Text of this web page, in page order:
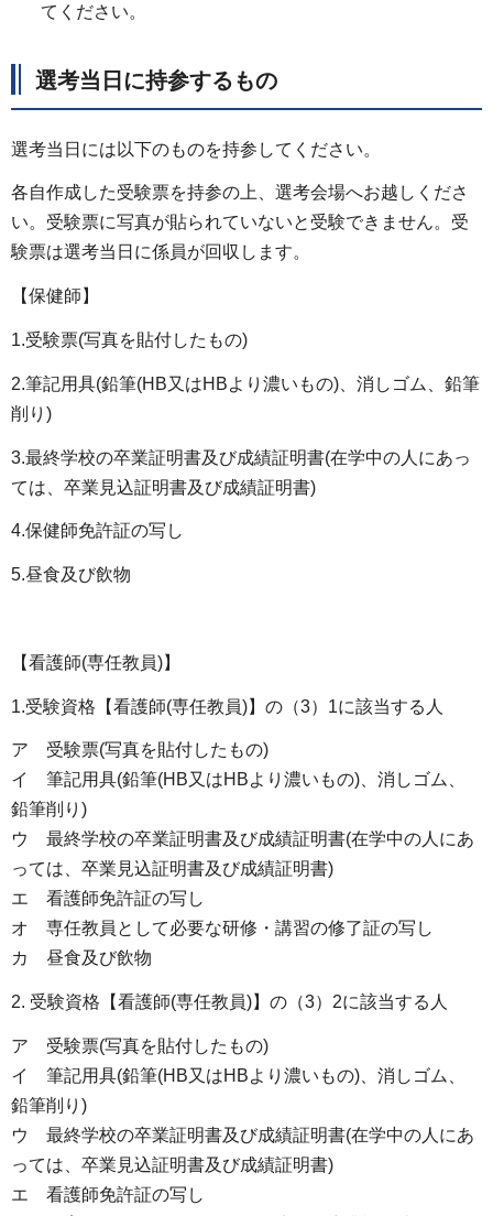
てください。
選考当日に持参するもの
選考当日には以下のものを持参してください。
各自作成した受験票を持参の上、選考会場へお越しくださ
い。受験票に写真が貼られていないと受験できません。受
験票は選考当日に係員が回収します。
【保健師】
1.受験票(写真を貼付したもの)
2.筆記用具(鉛筆(HB又はHBより濃いもの)、消しゴム、鉛筆
削り)
3.最終学校の卒業証明書及び成績証明書(在学中の人にあっ
ては、卒業見込証明書及び成績証明書)
4.保健師免許証の写し
5.昼食及び飲物
【看護師(専任教員)】
1.受験資格【看護師(専任教員)】の（3）1に該当する人
ア 受験票(写真を貼付したもの)
イ 筆記用具(鉛筆(HB又はHBより濃いもの)、消しゴム、
鉛筆削り)
ウ 最終学校の卒業証明書及び成績証明書(在学中の人にあ
っては、卒業見込証明書及び成績証明書)
エ 看護師免許証の写し
オ 専任教員として必要な研修・講習の修了証の写し
カ 昼食及び飲物​​​​​
2. 受験資格【看護師(専任教員)】の（3）2に該当する人
ア 受験票(写真を貼付したもの)
イ 筆記用具(鉛筆(HB又はHBより濃いもの)、消しゴム、
鉛筆削り)
ウ 最終学校の卒業証明書及び成績証明書(在学中の人にあ
っては、卒業見込証明書及び成績証明書)
エ 看護師免許証の写し